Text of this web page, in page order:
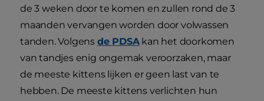
de 3 weken door te komen en zullen rond de 3
maanden vervangen worden door volwassen
tanden. Volgens de PDSAkan het doorkomen
van tandjes enig ongemak veroorzaken, maar
de meeste kittens lijken er geen last van te
hebben. De meeste kittens verlichten hun